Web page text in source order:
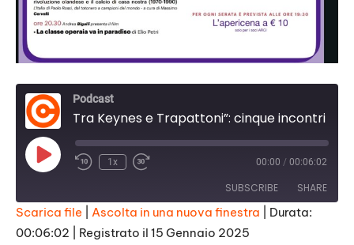
Podcast
Play
Episode
1x 00:00 / 00:06:02
SUBSCRIBE SHARE
SHARE
Scarica file Ascolta in una nuova finestra
Durata:
00:06:02
Registrato il 15 Gennaio 2025